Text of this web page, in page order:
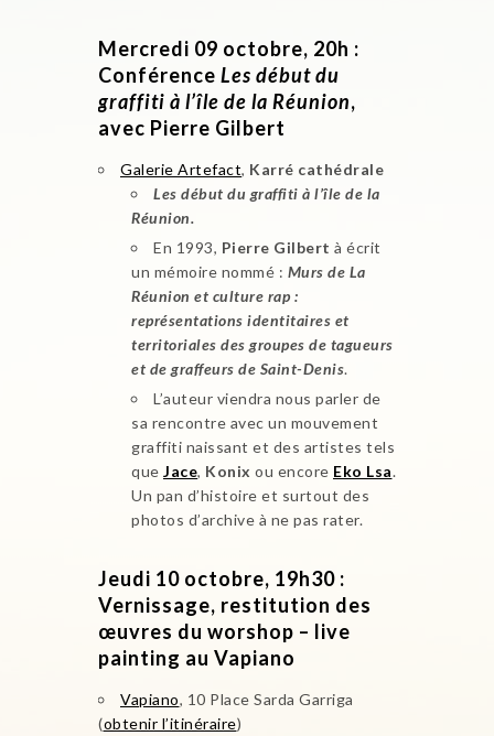
Mercredi 09 octobre, 20h :
Conférence Les début du
graffiti à l’île de la Réunion,
avec Pierre Gilbert
Galerie Artefact, Karré cathédrale
Les début du graffiti à l’île de la
Réunion.
En 1993, Pierre Gilbert à écrit
un mémoire nommé : Murs de La
Réunion et culture rap :
représentations identitaires et
territoriales des groupes de tagueurs
et de graffeurs de Saint-Denis.
L’auteur viendra nous parler de
sa rencontre avec un mouvement
graffiti naissant et des artistes tels
que Jace, Konix ou encore Eko Lsa.
Un pan d’histoire et surtout des
photos d’archive à ne pas rater.
Jeudi 10 octobre, 19h30 :
Vernissage, restitution des
œuvres du worshop – live
painting au Vapiano
Vapiano, 10 Place Sarda Garriga
(obtenir l’itinéraire)